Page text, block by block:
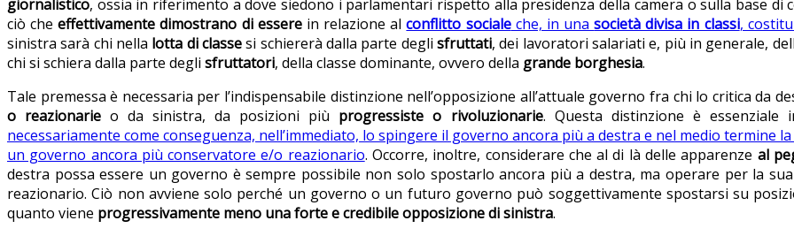
giornalistico, ossia in riferimento a dove siedono i parlamentari rispetto alla presidenza della camera o sulla base di
ciò cheeffettivamente dimostrano di esserein relazione alconflitto socialeche, in unasocietà divisa in classi,
sinistra sarà chi nella lotta di classesi schiererà dalla parte deglisfruttati, dei lavoratori salariati e, più in generale,
chi si schiera dalla parte degli sfruttatori, della classe dominante, ovvero della grande borghesia.
Tale premessa è necessaria per l’indispensabile distinzione nell’opposizione all’attuale governo fra chi lo critica da
o reazionarie o da sinistra, da posizioni più progressiste o rivoluzionarie. Questa distinzione è
necessariamente come conseguenza, nell’immediato, lo spingere il governo ancora più a destra e nel medio termine
un governo ancora più conservatore e/o reazionario. Occorre, inoltre, considerare che al di là delle apparenze al
destra possa essere un governo è sempre possibile non solo spostarlo ancora più a destra, ma operare per la
reazionario. Ciò non avviene solo perché un governo o un futuro governo può soggettivamente spostarsi su
quanto viene progressivamente meno una forte e credibile opposizione di sinistra.